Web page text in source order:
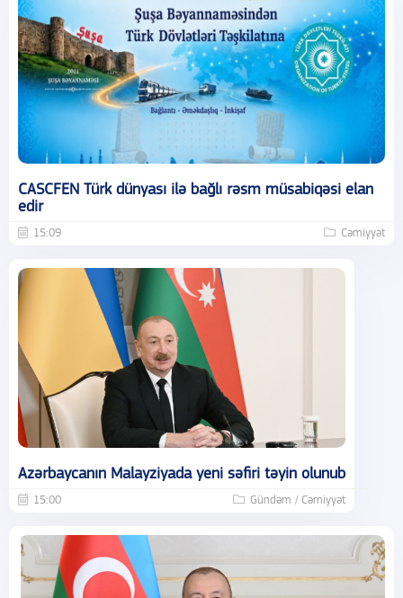
CASCFEN Türk dünyası ilə bağlı rəsm müsabiqəsi elan
edir
15:09 Cəmiyyət
Azərbaycanın Malayziyada yeni səfiri təyin olunub
15:00 Gündəm / Cəmiyyət